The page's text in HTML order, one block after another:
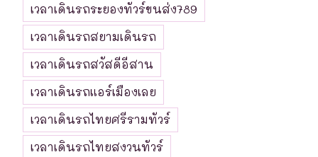
เวลาเดินรถระยองทัวร์ขนส่ง789
เวลาเดินรถสยามเดินรถ
เวลาเดินรถสวัสดีอีสาน
เวลาเดินรถแอร์เมืองเลย
เวลาเดินรถไทยศรีรามทัวร์
เวลาเดินรถไทยสงวนทัวร์